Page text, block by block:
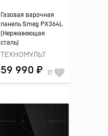
Газовая варочная
панель Smeg PX364L
(Нержавеющая
сталь)
ТЕХНОМУЛЬТ
59 990 ₽ 17